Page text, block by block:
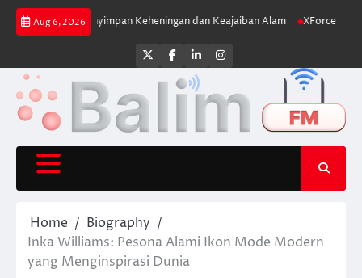
Skip
Aug 6, 2026
Menyimpan Keheningan dan Keajaiban Alam XForce Hybrid
Twitter
Facebook
LinkedInInstagram
Home
Biography
Inka Williams: Pesona Alami Ikon Mode Modern
yang Menginspirasi Dunia